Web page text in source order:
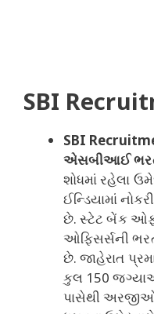
SBI
SBI
એસબીઆઈ
શોધમાં રહેલા
ઈન્ડિયામાં
છે. સ્ટેટ બેંક ઓફ
ઓફિસર્સની
છે. જાહેરાત
કુલ 150
પાસેથી